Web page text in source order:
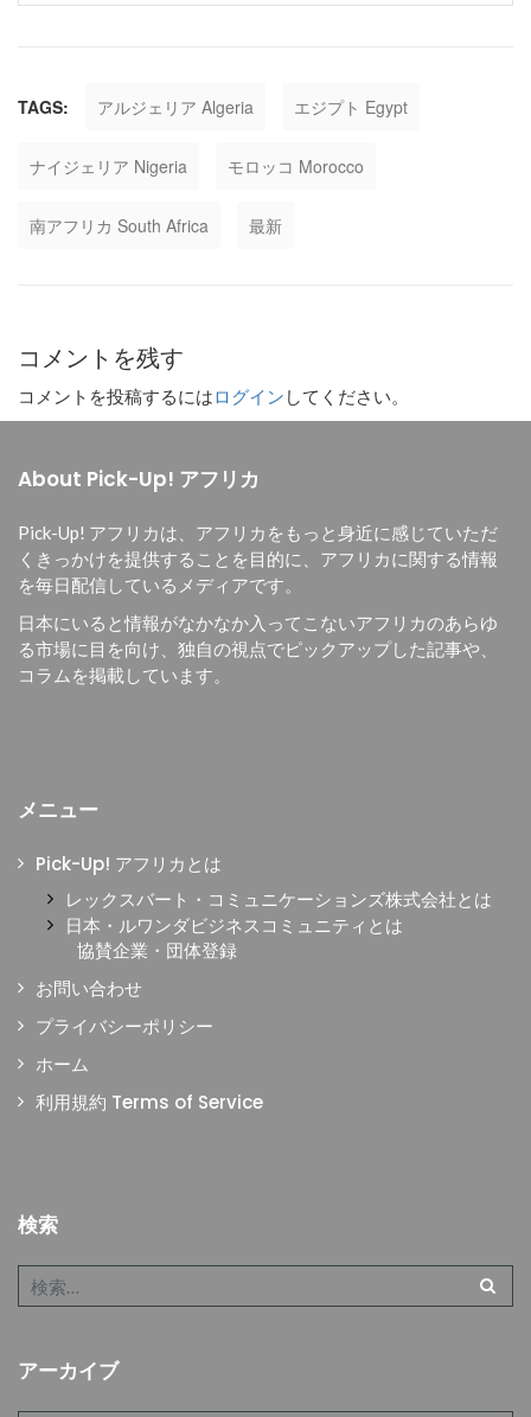
TAGS: アルジェリア Algeria エジプト Egypt
ナイジェリア Nigeria モロッコ Morocco
南アフリカ South Africa 最新
コメントを残す
コメントを投稿するにはログイン してください。
About Pick-Up! アフリカ
Pick-Up! アフリカは、 アフリカをもっと身近に感じていただ
くきっかけを提供することを目的に、 アフリカに関する情報
を毎日配信しているメディアです。
日本にいると情報がなかなか入ってこないアフリカのあらゆ
る市場に目を向け、独自の視点でピックアップした記事や、
コラムを掲載しています。
メニュー
Pick-Up! アフリカとは
レックスバート・コミュニケーションズ株式会社とは
日本・ルワンダビジネスコミュニティとは
協賛企業・団体登録
お問い合わせ
プライバシーポリシー
ホーム
利用規約 Terms of Service
検索
アーカイブ